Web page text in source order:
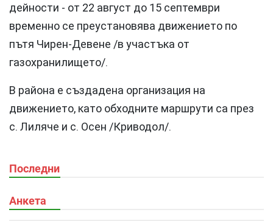
дейности - от 22 август до 15 септември
временно се преустановява движението по
пътя Чирен-Девене /в участъка от
газохранилището/.
В района е създадена организация на
движението, като обходните маршрути са през
с. Лиляче и с. Осен /Криводол/.
Последни
Анкета